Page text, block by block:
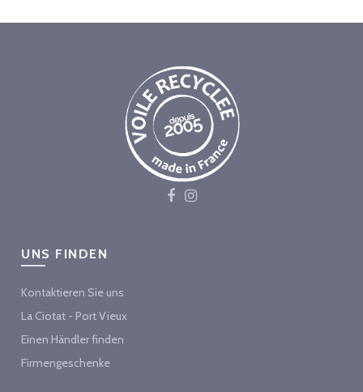
UNS FINDEN
Kontaktieren Sie uns
La Ciotat - Port Vieux
Einen Händler finden
Firmengeschenke